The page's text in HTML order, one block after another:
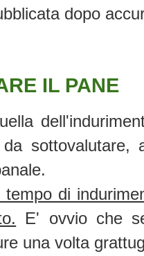
dopo
IL PANE
sottovalutare,
di
E' ovvio che
una volta